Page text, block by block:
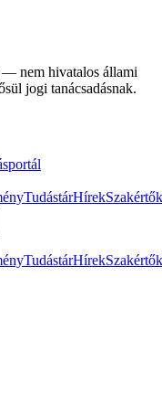
— nem hivatalos állami
jogi tanácsadásnak.
TudástárHírek
TudástárHírek